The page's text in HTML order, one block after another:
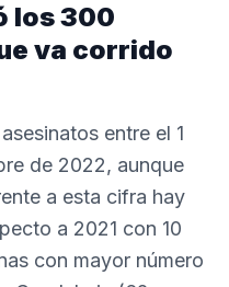
los 300
va corrido
entre el 1
de 2022, aunque
a esta cifra hay
a 2021 con 10
con mayor número